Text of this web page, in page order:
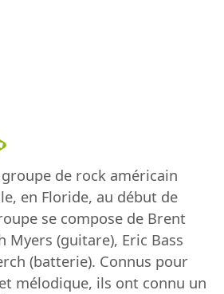
de rock américain
en Floride, au début de
se compose de Brent
Myers (guitare), Eric Bass
(batterie). Connus pour
mélodique, ils ont connu un